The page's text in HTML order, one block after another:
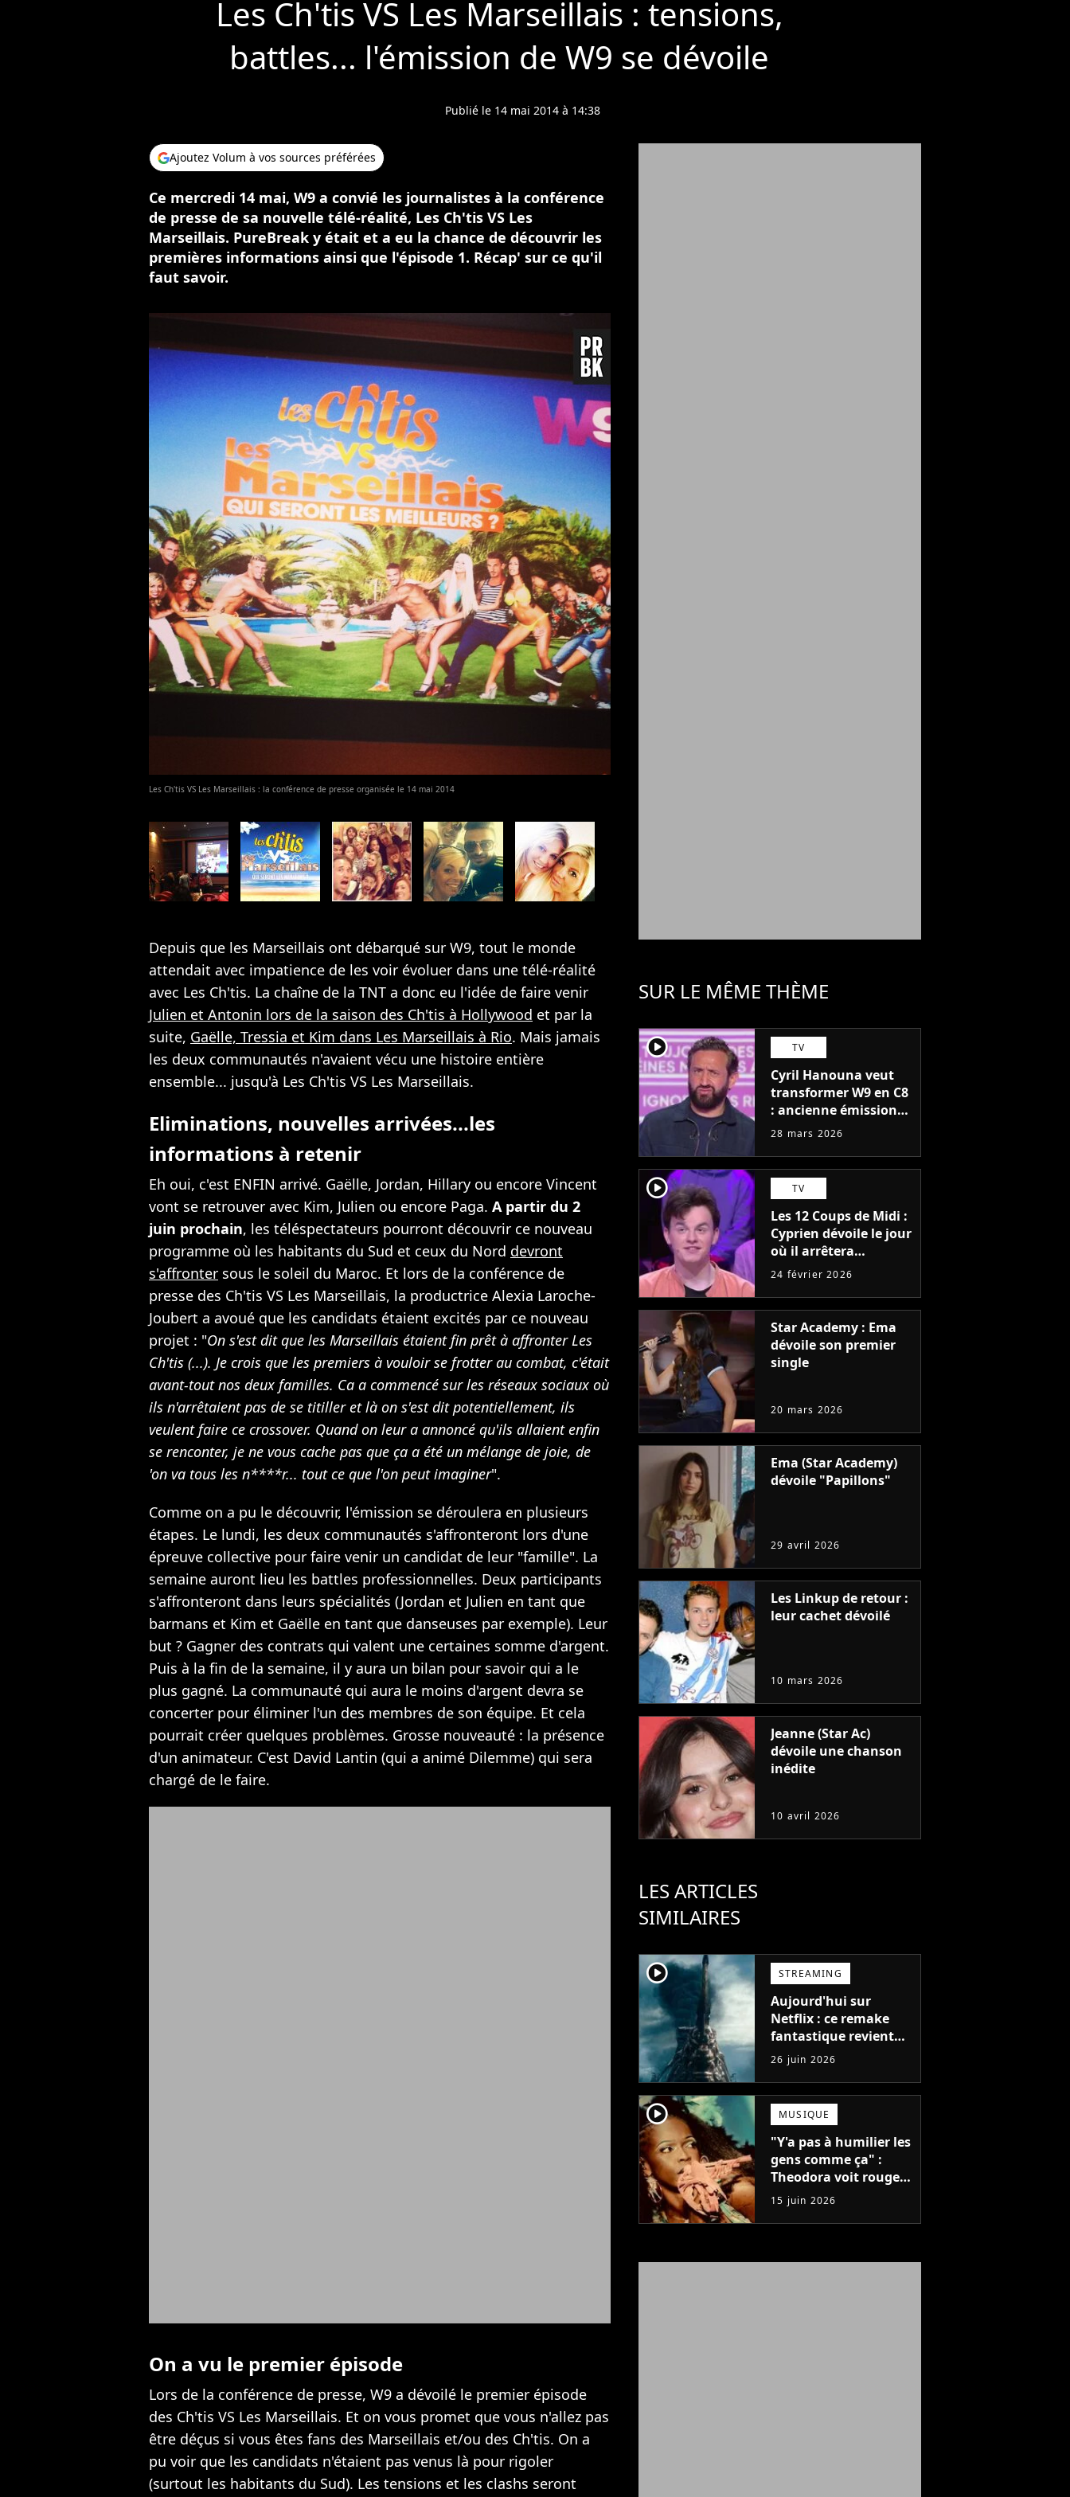
Les Ch'tis VS Les Marseillais : tensions,
battles... l'émission de W9 se dévoile
Publié le 14 mai 2014 à 14:38
Ajoutez Volum à vos sources préférées
Ce mercredi 14 mai, W9 a convié les journalistes à la conférence
de presse de sa nouvelle télé-réalité, Les Ch'tis VS Les
Marseillais. PureBreak y était et a eu la chance de découvrir les
premières informations ainsi que l'épisode 1. Récap' sur ce qu'il
faut savoir.
Les Ch'tis VS Les Marseillais : la conférence de presse organisée le 14 mai 2014
Depuis que les Marseillais ont débarqué sur W9, tout le monde
attendait avec impatience de les voir évoluer dans une télé-réalité
avec Les Ch'tis. La chaîne de la TNT a donc eu l'idée de faire venir
Julien et Antonin lors de la saison des Ch'tis à Hollywood et par la
suite, Gaëlle, Tressia et Kim dans Les Marseillais à Rio. Mais jamais
les deux communautés n'avaient vécu une histoire entière
ensemble... jusqu'à Les Ch'tis VS Les Marseillais.
Eliminations, nouvelles arrivées...les
informations à retenir
Eh oui, c'est ENFIN arrivé. Gaëlle, Jordan, Hillary ou encore Vincent
vont se retrouver avec Kim, Julien ou encore Paga. A partir du 2
juin prochain, les téléspectateurs pourront découvrir ce nouveau
programme où les habitants du Sud et ceux du Nord devront
s'affronter sous le soleil du Maroc. Et lors de la conférence de
presse des Ch'tis VS Les Marseillais, la productrice Alexia Laroche-
Joubert a avoué que les candidats étaient excités par ce nouveau
projet : "On s'est dit que les Marseillais étaient fin prêt à affronter Les
Ch'tis (...). Je crois que les premiers à vouloir se frotter au combat, c'était
avant-tout nos deux familles. Ca a commencé sur les réseaux sociaux où
ils n'arrêtaient pas de se titiller et là on s'est dit potentiellement, ils
veulent faire ce crossover. Quand on leur a annoncé qu'ils allaient enfin
se renconter, je ne vous cache pas que ça a été un mélange de joie, de
'on va tous les n****r... tout ce que l'on peut imaginer".
Comme on a pu le découvrir, l'émission se déroulera en plusieurs
étapes. Le lundi, les deux communautés s'affronteront lors d'une
épreuve collective pour faire venir un candidat de leur "famille". La
semaine auront lieu les battles professionnelles. Deux participants
s'affronteront dans leurs spécialités (Jordan et Julien en tant que
barmans et Kim et Gaëlle en tant que danseuses par exemple). Leur
but ? Gagner des contrats qui valent une certaines somme d'argent.
Puis à la fin de la semaine, il y aura un bilan pour savoir qui a le
plus gagné. La communauté qui aura le moins d'argent devra se
concerter pour éliminer l'un des membres de son équipe. Et cela
pourrait créer quelques problèmes. Grosse nouveauté : la présence
d'un animateur. C'est David Lantin (qui a animé Dilemme) qui sera
chargé de le faire.
On a vu le premier épisode
Lors de la conférence de presse, W9 a dévoilé le premier épisode
des Ch'tis VS Les Marseillais. Et on vous promet que vous n'allez pas
être déçus si vous êtes fans des Marseillais et/ou des Ch'tis. On a
pu voir que les candidats n'étaient pas venus là pour rigoler
(surtout les habitants du Sud). Les tensions et les clashs seront
SUR LE MÊME THÈME
player2 TV
Cyril Hanouna veut
transformer W9 en C8
: ancienne émission
de retour et nouveau
28 mars 2026
player2 TV
Les 12 Coups de Midi :
Cyprien dévoile le jour
où il arrêtera
l'émission
24 février 2026
Star Academy : Ema
dévoile son premier
single
20 mars 2026
Ema (Star Academy)
dévoile "Papillons"
29 avril 2026
Les Linkup de retour :
leur cachet dévoilé
10 mars 2026
Jeanne (Star Ac)
dévoile une chanson
inédite
10 avril 2026
LES ARTICLES
SIMILAIRES
player2 STREAMING
Aujourd'hui sur
Netflix : ce remake
fantastique revient
avec sa suite, 2 ans
après avoir réalisé 60
millions de vues et
régné 6 semaines
dans le Top 10
26 juin 2026
player2 MUSIQUE
"Y'a pas à humilier les
gens comme ça" :
Theodora voit rouge
après un concert,
mais que s'est-il passé
?
15 juin 2026